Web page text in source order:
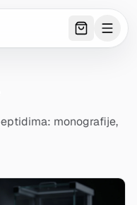
0 item
monografije,